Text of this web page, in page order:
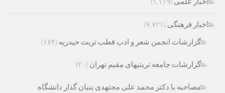
اخبار فرهنگی (۷,۷۲۱)
گزارشات انجمن شعر و ادب قطب تربت حیدریه (۱۷۴)
گزارشات جامعه تربتیهای مقیم تهران (۲۰)
مصاحبه با دکتر محمد علی مجتهدی بنیان گذار دانشگاه